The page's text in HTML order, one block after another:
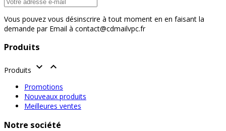
Vous pouvez vous désinscrire à tout moment en en faisant la
demande par Email à contact@cdmailvpc.fr
Produits
Produits  
Promotions
Nouveaux produits
Meilleures ventes
Notre société